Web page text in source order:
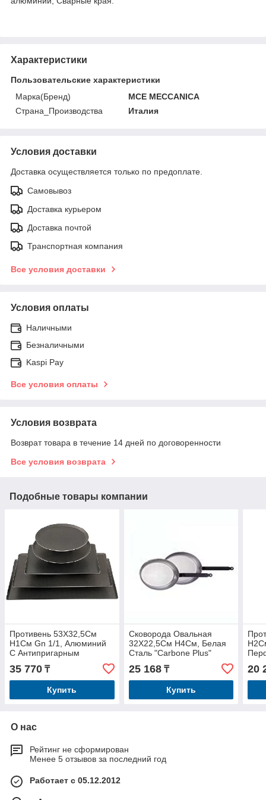
Характеристики
Пользовательские характеристики
Марка(Бренд)
MCE MECCANICA
Страна_Производства
Италия
Условия доставки
Доставка осуществляется только по предоплате.
Самовывоз
Доставка курьером
Доставка почтой
Транспортная компания
Все условия доставки
Условия оплаты
Наличными
Безналичными
Kaspi Pay
Все условия оплаты
Условия возврата
Возврат товара в течение 14 дней по договоренности
Все условия возврата
Подобные товары компании
Противень 53Х32,5См
H1См Gn 1/1, Алюминий
С Антипригарным
Покрытием 8161.53
35 770 ₸
Купить
Сковорода Овальная
32Х22,5См H4См, Белая
Сталь "Carbone Plus"
25 168₸
Купить
20
О нас
Рейтинг не сформирован
Менее 5 отзывов за последний год
Работает с 05.12.2012